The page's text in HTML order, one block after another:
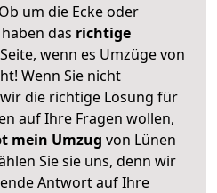
um die Ecke oder
das richtige
wenn es Umzüge von
Wenn Sie nicht
die richtige Lösung für
auf Ihre Fragen wollen,
mein Umzug von Lünen
Sie sie uns, denn wir
Antwort auf Ihre